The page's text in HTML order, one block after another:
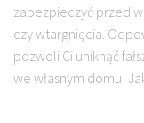
zabezpieczyć przed
czy wtargnięcia.
pozwoli Ci uniknąć
we własnym domu!